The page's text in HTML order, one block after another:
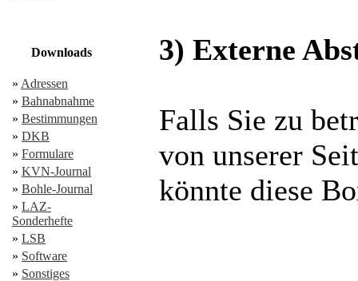
Downloads
» Adressen
» Bahnabnahme
» Bestimmungen
» DKB
» Formulare
» KVN-Journal
» Bohle-Journal
» LAZ-
Sonderhefte
» LSB
» Software
» Sonstiges
3) Externe
Falls Sie zu
von unserer
könnte diese